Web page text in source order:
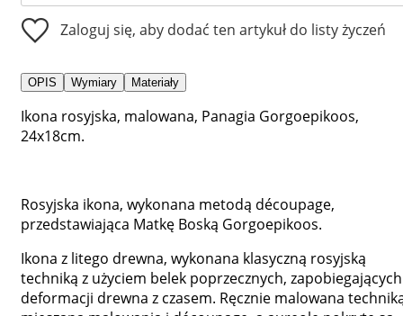
Zaloguj się, aby dodać ten artykuł do listy życzeń
OPIS Wymiary Materiały
Ikona rosyjska, malowana, Panagia Gorgoepikoos,
24x18cm.
Rosyjska ikona, wykonana metodą découpage,
przedstawiająca Matkę Boską Gorgoepikoos.
Ikona z litego drewna, wykonana klasyczną rosyjską
techniką z użyciem belek poprzecznych, zapobiegających
deformacji drewna z czasem. Ręcznie malowana